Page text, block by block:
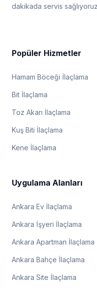
dakikada servis
Popüler Hizmetler
Hamam Böceği İlaçlama
Bit İlaçlama
Toz Akarı İlaçlama
Kuş Biti İlaçlama
Kene İlaçlama
Uygulama Alanları
Ankara Ev İlaçlama
Ankara İşyeri İlaçlama
Ankara Apartman İlaçlama
Ankara Bahçe İlaçlama
Ankara Site İlaçlama